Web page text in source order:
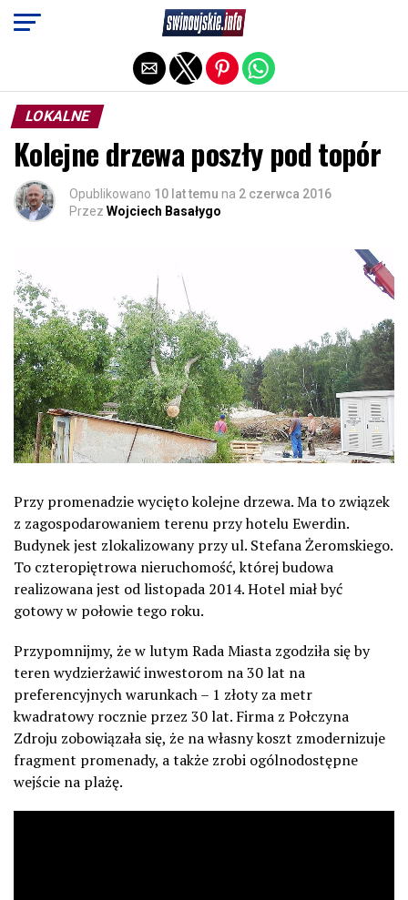
LOKALNE
Kolejne drzewa poszły pod topór
Opublikowano 10 lat temu na 2 czerwca 2016
Przez Wojciech Basałygo
Przy promenadzie wycięto kolejne drzewa. Ma to związek
z zagospodarowaniem terenu przy hotelu Ewerdin.
Budynek jest zlokalizowany przy ul. Stefana Żeromskiego.
To czteropiętrowa nieruchomość, której budowa
realizowana jest od listopada 2014. Hotel miał być
gotowy w połowie tego roku.
Przypomnijmy, że w lutym Rada Miasta zgodziła się by
teren wydzierżawić inwestorom na 30 lat na
preferencyjnych warunkach – 1 złoty za metr
kwadratowy rocznie przez 30 lat. Firma z Połczyna
Zdroju zobowiązała się, że na własny koszt zmodernizuje
fragment promenady, a także zrobi ogólnodostępne
wejście na plażę.
Exit mobile version